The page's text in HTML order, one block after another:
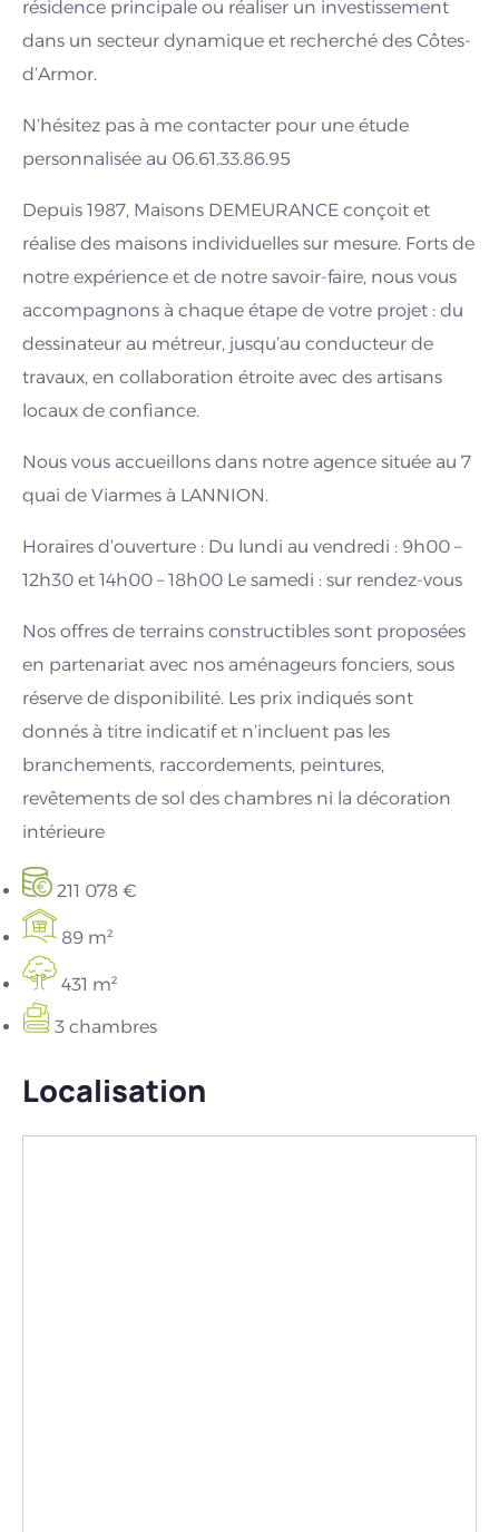
résidence principale ou réaliser un investissement
dans un secteur dynamique et recherché des Côtes-
d’Armor.
N’hésitez pas à me contacter pour une étude
personnalisée au 06.61.33.86.95
Depuis 1987, Maisons DEMEURANCE conçoit et
réalise des maisons individuelles sur mesure. Forts de
notre expérience et de notre savoir-faire, nous vous
accompagnons à chaque étape de votre projet : du
dessinateur au métreur, jusqu’au conducteur de
travaux, en collaboration étroite avec des artisans
locaux de confiance.
Nous vous accueillons dans notre agence située au 7
quai de Viarmes à LANNION.
Horaires d’ouverture : Du lundi au vendredi : 9h00 –
12h30 et 14h00 – 18h00 Le samedi : sur rendez-vous
Nos offres de terrains constructibles sont proposées
en partenariat avec nos aménageurs fonciers, sous
réserve de disponibilité. Les prix indiqués sont
donnés à titre indicatif et n’incluent pas les
branchements, raccordements, peintures,
revêtements de sol des chambres ni la décoration
intérieure
211 078 €
89 m²
431 m²
3 chambres
Localisation